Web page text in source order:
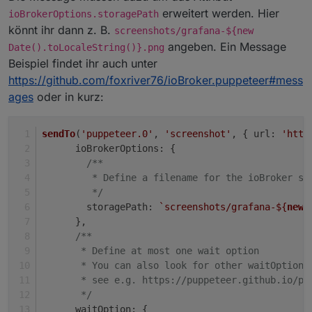
ioBrokerOptions.storagePath erweitert werden. Hier
könnt ihr dann z. B. screenshots/grafana-${new
Date().toLocaleString()}.png angeben. Ein Message
Beispiel findet ihr auch unter
https://github.com/foxriver76/ioBroker.puppeteer#mess
ages oder in kurz:
sendTo( 'puppeteer.0' , 'screenshot' , { url :
ioBrokerOptions : {
/**
* Define a filename for the ioBroker
         */
storagePath : `screenshots/grafana-${new
      },
/**
       * Define at most one wait option
* You can also look for other
* see e.g. https://puppeteer.github.io/
       */
waitOption : {